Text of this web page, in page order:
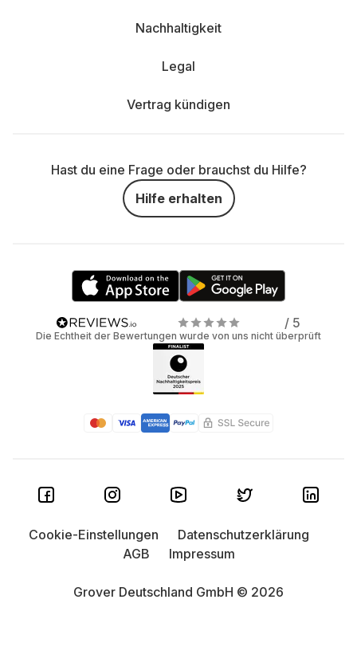
Nachhaltigkeit
Legal
Vertrag kündigen
Hast du eine Frage oder brauchst du Hilfe?
Hilfe erhalten
/ 5
Die Echtheit der Bewertungen wurde von uns nicht überprüft
Grover Deutschland GmbH © 2026
Cookie-Einstellungen
Datenschutzerklärung
AGB
Impressum